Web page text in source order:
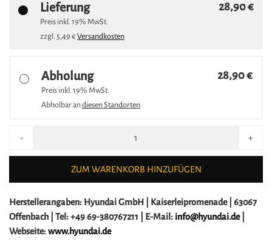
Lieferung
Preis inkl.19% MwSt.
zzgl. 5,49 €Versandkosten
28,90 €
Abholung
Preis inkl.19% MwSt.
Abholbar andiesen Standorten
28,90 €
- +
ZUM WARENKORB HINZUFÜGEN
Herstellerangaben: Hyundai GmbH | Kaiserleipromenade | 63067
Offenbach | Tel: +49 69-380767211 | E-Mail: info@hyundai.de|
Webseite:www.hyundai.de